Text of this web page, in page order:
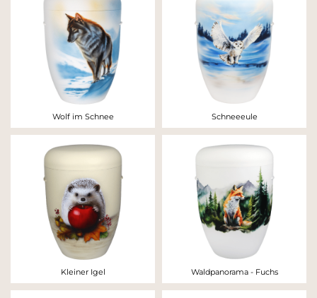
Wolf im Schnee Schneeeule
Kleiner Igel Waldpanorama - Fuchs